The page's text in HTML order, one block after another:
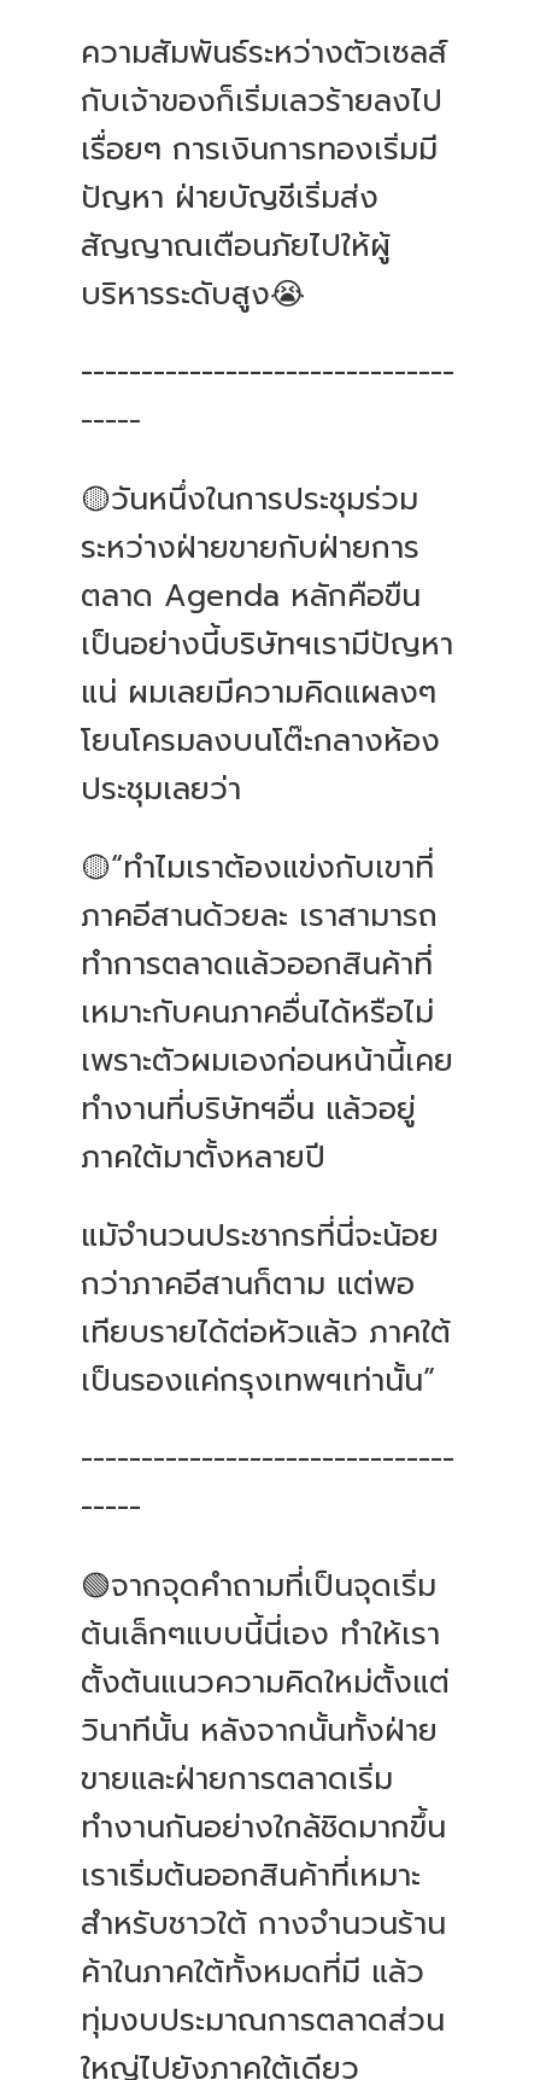
ความสัมพันธ์ระหว่างตัวเซลส์
กับเจ้าของก็เริ่มเลวร้ายลงไป
เรื่อยๆ การเงินการทองเริ่มมี
ปัญหา ฝ่ายบัญชีเริ่มส่ง
สัญญาณเตือนภัยไปให้ผู้
บริหารระดับสูง😭
-------------------------------
-----
🟡วันหนึ่งในการประชุมร่วม
ระหว่างฝ่ายขายกับฝ่ายการ
ตลาด Agenda หลักคือขืน
เป็นอย่างนี้บริษัทฯเรามีปัญหา
แน่ ผมเลยมีความคิดแผลงๆ
โยนโครมลงบนโต๊ะกลางห้อง
ประชุมเลยว่า
🟡“ทำไมเราต้องแข่งกับเขาที่
ภาคอีสานด้วยละ เราสามารถ
ทำการตลาดแล้วออกสินค้าที่
เหมาะกับคนภาคอื่นได้หรือไม่
เพราะตัวผมเองก่อนหน้านี้เคย
ทำงานที่บริษัทฯอื่น แล้วอยู่
ภาคใต้มาตั้งหลายปี
แมัจำนวนประชากรที่นี่จะน้อย
กว่าภาคอีสานก็ตาม แต่พอ
เทียบรายได้ต่อหัวแล้ว ภาคใต้
เป็นรองแค่กรุงเทพฯเท่านั้น”
-------------------------------
-----
🟢จากจุดคำถามที่เป็นจุดเริ่ม
ต้นเล็กๆแบบนี้นี่เอง ทำให้เรา
ตั้งต้นแนวความคิดใหม่ตั้งแต่
วินาทีนั้น หลังจากนั้นทั้งฝ่าย
ขายและฝ่ายการตลาดเริ่ม
ทำงานกันอย่างใกล้ชิดมากขึ้น
เราเริ่มต้นออกสินค้าที่เหมาะ
สำหรับชาวใต้ กางจำนวนร้าน
ค้าในภาคใต้ทั้งหมดที่มี แล้ว
ทุ่มงบประมาณการตลาดส่วน
ใหญ่ไปยังภาคใต้เดียว